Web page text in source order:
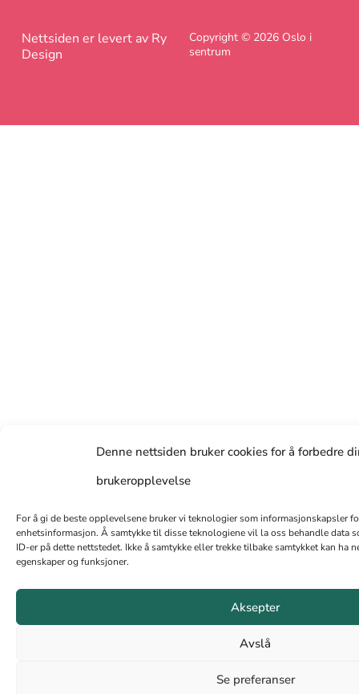
Denne nettsiden bruker cookies for å forbedre
brukeropplevelse
For å gi de beste opplevelsene bruker vi teknologier som informasjonskapsler
enhetsinformasjon. Å samtykke til disse teknologiene vil la oss behandle data
ID-er på dette nettstedet. Ikke å samtykke eller trekke tilbake samtykket kan ha
egenskaper og funksjoner.
Aksepter
Avslå
Se preferanser
Nettsiden er levert av Ry
Design
Copyright © 2026 Oslo i
sentrum